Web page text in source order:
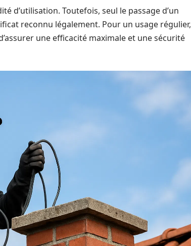
d’utilisation. Toutefois, seul le passage d’un
reconnu légalement. Pour un usage régulier,
une efficacité maximale et une sécurité